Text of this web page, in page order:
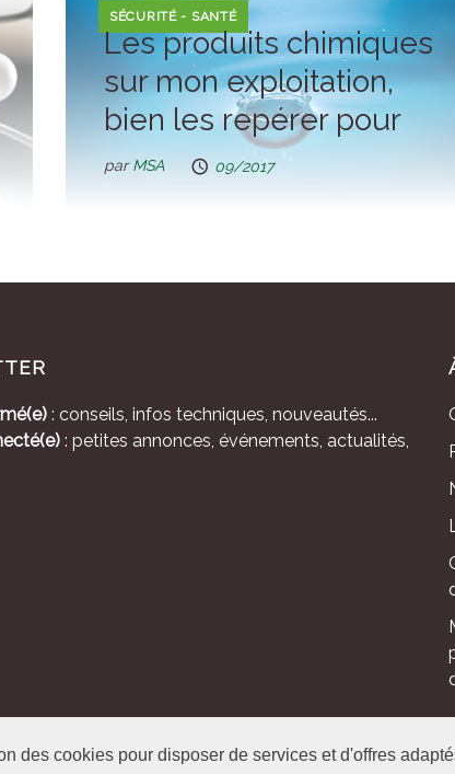
des cookies pour disposer de services et d'offres
SÉCURITÉ - SANTÉ
Les produits chimiques
sur mon exploitation,
bien les repérer pour
mieux m’en protéger
parMSA 09/2017
: conseils, infos techniques, nouveautés...
: petites annonces, événements, actualités,
- Avenue de l'Europe - CS 80095 -86502